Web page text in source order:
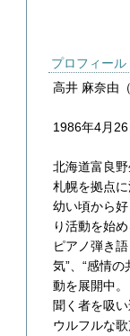
プロフィール
高井 麻奈由
1986年4月
北海道富良野
札幌を拠点に
幼い頃から
り活動を始め
ピアノ弾き
気”、“感情
動を展開中。
聞く者を吸
ウルフルな